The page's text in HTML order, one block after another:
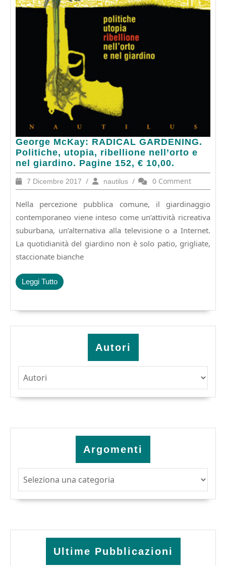
George McKay: RADICAL GARDENING.
Politiche, utopia, ribellione nell’orto e
nel giardino. Pagine 152, € 10,00.
George
McKay:
RADICAL
GARDENING.
Politiche,
ribellione
nell’orto
giardino.
Pagine
€
10,00.
7 Dicembre 2017
Dicembre
2017
/ nautilusnautilus
/ 0 Comment
Nella percezione pubblica comune, il giardinaggio
contemporaneo viene inteso come un’attività ricreativa
suburbana, un’alternativa alla televisione o a Internet.
La quotidianità del giardino non è solo patio, grigliate,
staccionate bianche
Leggi TuttoLeggi
Tutto
Autori
Argomenti
Ultime Pubblicazioni